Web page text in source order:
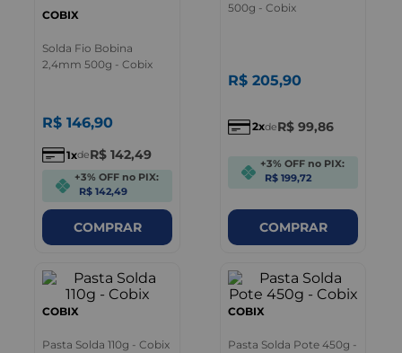
COBIX
Solda Fio Bobina
2,4mm 500g - Cobix
R$ 146,90
1 deR$ 142,49
+3% OFF no PIX:
R$ 142,49
COMPRAR
500g - Cobix
R$ 205,90
2 deR$ 99,86
+3% OFF no PIX:
R$ 199,72
COMPRAR
COBIX
Pasta Solda 110g - Cobix
COBIX
Pasta Solda Pote 450g -